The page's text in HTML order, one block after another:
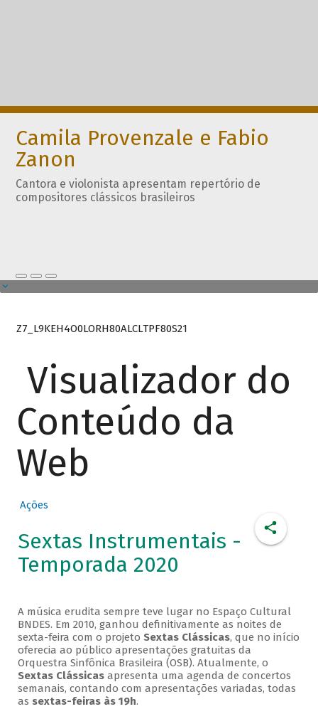
Camila Provenzale e Fabio
Zanon
Cantora e violonista apresentam repertório de
compositores clássicos brasileiros
Z7_L9KEH4O0LORH80ALCLTPF80S21
Visualizador do
Conteúdo da
Web
Ações
Sextas Instrumentais -
Temporada 2020
A música erudita sempre teve lugar no Espaço Cultural
BNDES. Em 2010, ganhou definitivamente as noites de
sexta-feira com o projeto Sextas Clássicas, que no início
oferecia ao público apresentações gratuitas da
Orquestra Sinfônica Brasileira (OSB). Atualmente, o
Sextas Clássicasapresenta uma agenda de concertos
semanais, contando com apresentações variadas, todas
as sextas-feiras às 19h.